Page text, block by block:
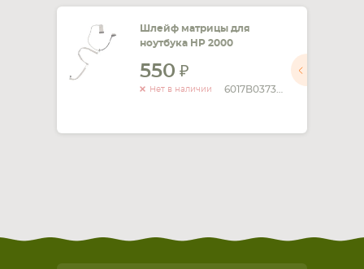
Шлейф матрицы для
ноутбука HP 2000
550
Нет в наличии